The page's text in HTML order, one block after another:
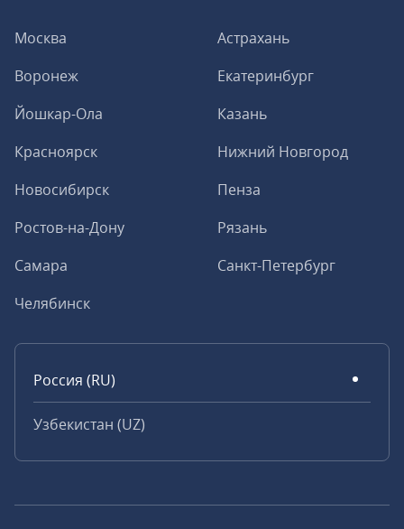
Москва
Астрахань
Воронеж
Екатеринбург
Йошкар-Ола
Казань
Красноярск
Нижний Новгород
Новосибирск
Пенза
Ростов-на-Дону
Рязань
Самара
Санкт-Петербург
Челябинск
Россия (RU)
Узбекистан (UZ)